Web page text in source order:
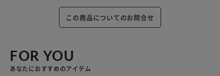
この商品についてのお問合せ
FOR YOU
あなたにおすすめのアイテム